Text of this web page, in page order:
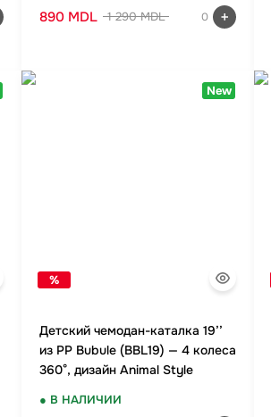
890 MDL 1 290 MDL 0
New
%
Детский чемодан-каталка 19’’
из PP Bubule (BBL19) — 4 колеса
360°, дизайн Animal Style
● В НАЛИЧИИ